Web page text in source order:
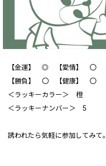
【金運】 ◎ 【愛情】 〇
【勝負】 〇 【健康】 〇
＜ラッキーカラー＞ 橙
＜ラッキーナンバー＞ 5
誘われたら気軽に参加してみて